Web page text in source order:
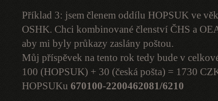
Příklad 3: jsem členem oddílu HOPSUK ve
OSHK. Chci kombinované členství ČHS a
aby mi byly průkazy zaslány poštou.
Můj příspěvek na tento rok tedy bude v
100 (HOPSUK) + 30 (česká pošta) = 1730
HOPSUKu 670100-2200462081/6210